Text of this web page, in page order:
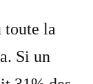
toute la
Si un